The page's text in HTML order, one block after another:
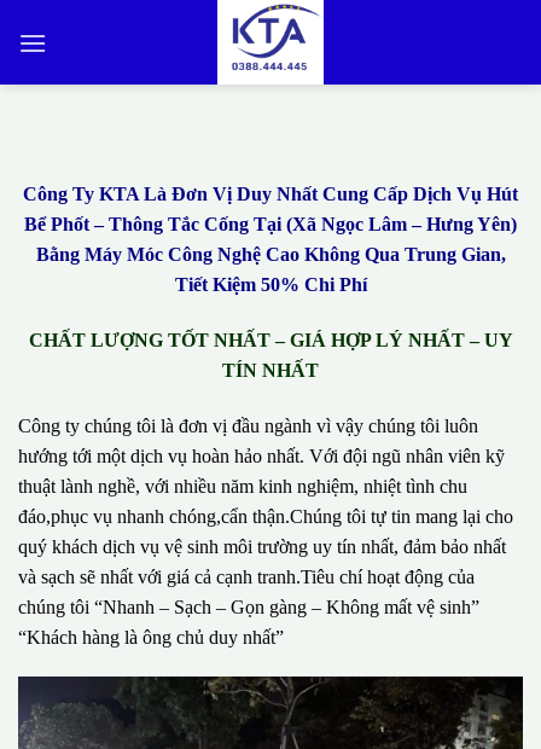
qua
Công Ty KTA Là Đơn Vị Duy Nhất Cung Cấp Dịch Vụ Hút
Bể Phốt – Thông Tắc Cống Tại (Xã Ngọc Lâm – Hưng Yên)
Bằng Máy Móc Công Nghệ Cao Không Qua Trung Gian,
Tiết Kiệm 50% Chi Phí
CHẤT LƯỢNG TỐT NHẤT – GIÁ HỢP LÝ NHẤT – UY
TÍN NHẤT
Công ty chúng tôi là đơn vị đầu ngành vì vậy chúng tôi luôn
hướng tới một dịch vụ hoàn hảo nhất. Với đội ngũ nhân viên kỹ
thuật lành nghề, với nhiều năm kinh nghiệm, nhiệt tình chu
đáo,phục vụ nhanh chóng,cẩn thận.Chúng tôi tự tin mang lại cho
quý khách dịch vụ vệ sinh môi trường uy tín nhất, đảm bảo nhất
và sạch sẽ nhất với giá cả cạnh tranh.Tiêu chí hoạt động của
chúng tôi “Nhanh – Sạch – Gọn gàng – Không mất vệ sinh”
“Khách hàng là ông chủ duy nhất”